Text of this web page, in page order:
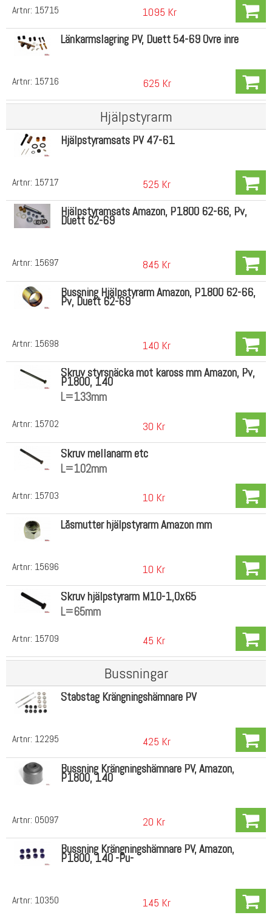
Artnr: 15715 1095 Kr
Artnr: 15716
Länkarmslagring PV, Duett 54-69 Övre inre
625 Kr
Hjälpstyrarm
Artnr: 15717
Hjälpstyramsats PV 47-61
525 Kr
Artnr: 15697
Hjälpstyramsats Amazon, P1800 62-66, Pv,
Duett 62-69
845 Kr
Artnr: 15698
Bussning Hjälpstyrarm Amazon, P1800 62-66,
Pv, Duett 62-69
140 Kr
Artnr: 15702
Skruv styrsnäcka mot kaross mm Amazon, Pv,
P1800, 140
L=133mm
30 Kr
Artnr: 15703
Skruv mellanarm etc
L=102mm
10 Kr
Artnr: 15696
Låsmutter hjälpstyrarm Amazon mm
10 Kr
Artnr: 15709
Skruv hjälpstyrarm M10-1,0x65
L=65mm
45 Kr
Bussningar
Artnr: 12295
Stabstag Krängningshämnare PV
425 Kr
Artnr: 05097
Bussning Krängningshämnare PV, Amazon,
P1800, 140
20 Kr
Artnr: 10350
Bussning Krängningshämnare PV, Amazon,
P1800, 140 -Pu-
145 Kr